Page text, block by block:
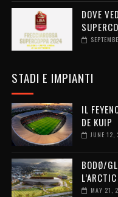
DOVE
STADI E IMPIANTI
IL
DE KUIP
JUNE 12,
BODØ/
MAY 21,